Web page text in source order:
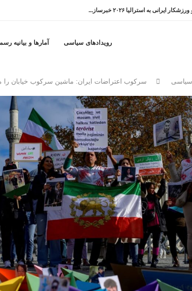
ایرانی به استرالیا ۲۰۲۶ خبرساز...
رویدادهای سیاسی آمارها و بيانيه
سیاسی سرکوب اعتراضات ایران: ماشین سرکوب خیابان را